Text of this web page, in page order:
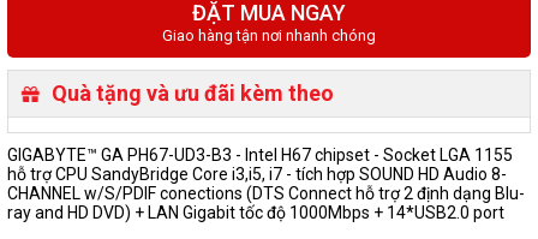
ĐẶT MUA NGAY
Giao hàng tận nơi nhanh chóng
Quà tặng và ưu đãi kèm theo
GIGABYTE™ GA PH67-UD3-B3 - Intel H67 chipset - Socket LGA 1155
hỗ trợ CPU SandyBridge Core i3,i5, i7 - tích hợp SOUND HD Audio 8-
CHANNEL w/S/PDIF conections (DTS Connect hỗ trợ 2 định dạng Blu-
ray and HD DVD) + LAN Gigabit tốc độ 1000Mbps + 14*USB2.0 port